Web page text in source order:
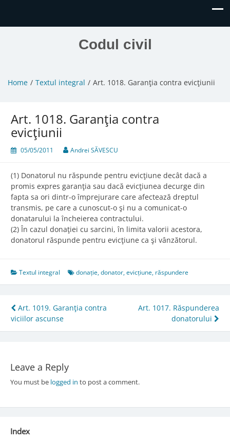
Codul civil
Home Textul integral Art. 1018. Garanţia contra evicţiunii
Art. 1018. Garanţia contra
evicţiunii
05/05/2011 Andrei SĂVESCU
(1) Donatorul nu răspunde pentru evicţiune decât dacă a
promis expres garanţia sau dacă evicţiunea decurge din
fapta sa ori dintr-o împrejurare care afectează dreptul
transmis, pe care a cunoscut-o şi nu a comunicat-o
donatarului la încheierea contractului.
(2) În cazul donaţiei cu sarcini, în limita valorii acestora,
donatorul răspunde pentru evicţiune ca şi vânzătorul.
Textul integral donație,donator,evicțiune, răspundere
Post
navigation
Art. 1019. Garanţia contra
viciilor ascunse
Art. 1017. Răspunderea
donatorului
Leave a Reply
You must be logged in to post a comment.
Index